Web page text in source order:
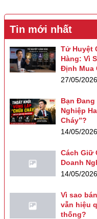
Tin mới nhất
Tử Huyệt
Hàng: Vì
Định Mua
27/05/2026
Bạn Đang
Nghiệp
Cháy”?
14/05/2026
Cách Giữ
Doanh
14/05/2026
Vì sao
vẫn hiệu
thống?